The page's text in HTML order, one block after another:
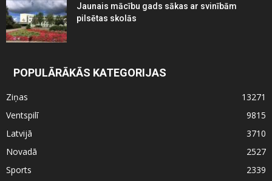
Jaunais mācību gads sākas ar svinībām
pilsētas skolās
POPULĀRĀKĀS KATEGORIJAS
Ziņas
13271
Ventspilī
9815
Latvijā
3710
Novadā
2527
Sports
2339